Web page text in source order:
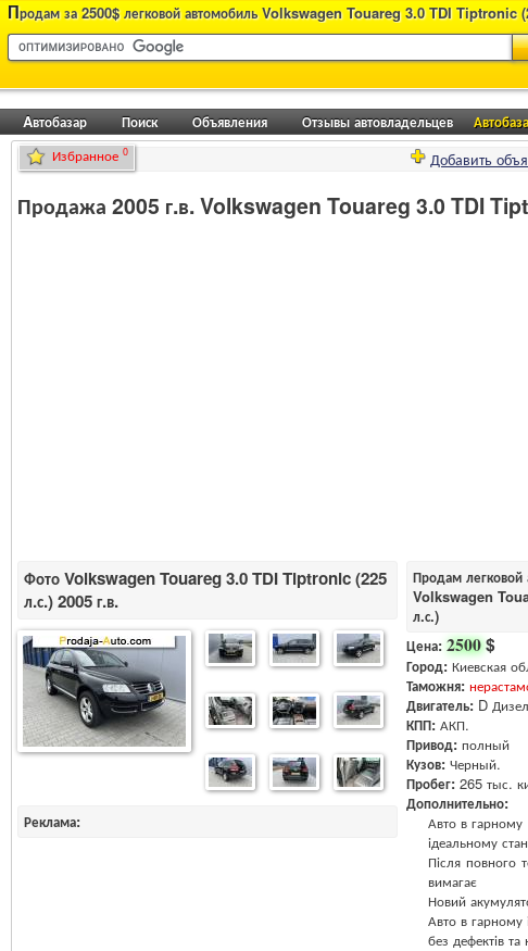
Продам за 2500$ легковой автомобиль Volkswagen Touareg 3.0 TDI Tiptronic
город Киев
Aвтобазар Поиск Объявления Отзывы автовладельцев
Добавить
Избранное 0
Продажа 2005 г.в. Volkswagen Touareg 3.0 TDI
Фото Volkswagen Touareg 3.0 TDI Tiptronic (225
л.с.) 2005 г.в.
Реклама:
Продам легковой
Volkswagen
л.с.)
Цена: 2500$
Город: Киевская
Таможня:
Двигатель: D
КПП: АКП.
Привод: полный
Кузов: Черный.
Пробег: 265 тыс.
Дополнительно:
Авто в гарному
ідеальному
Після повного
вимагає
Новий
Авто в гарному
без дефектів та